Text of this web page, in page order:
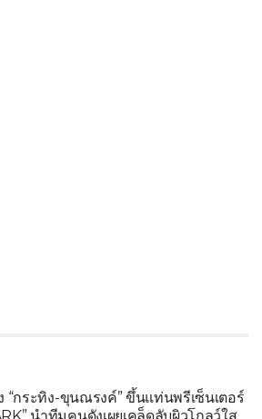
“กระทิง-ขุนณรงค์” ขึ้นแท่นพรีเซ็นเตอร์